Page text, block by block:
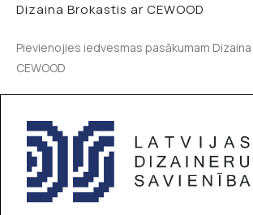
Dizaina Brokastis ar CEWOOD
Pievienojies iedvesmas pasākumam
CEWOOD